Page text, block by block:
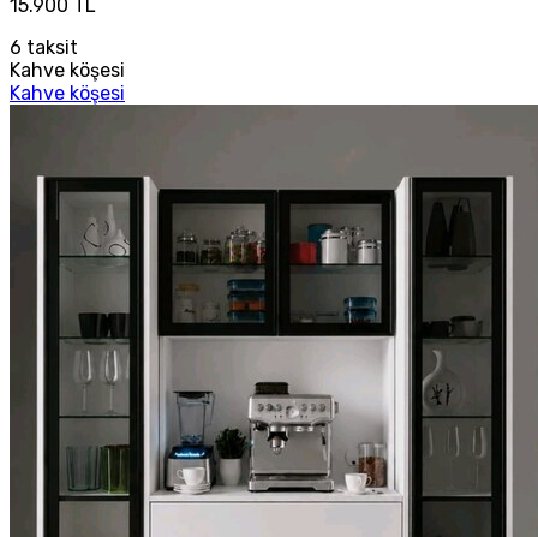
15.900 TL
6 taksit
Kahve köşesi
Kahve köşesi